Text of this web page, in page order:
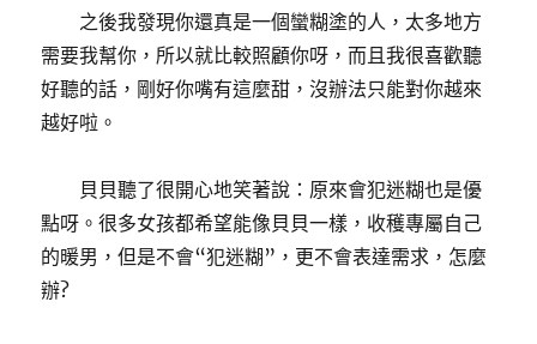
之後我發現你還真是一個蠻糊塗的人，太多地方
需要我幫你，所以就比較照顧你呀，而且我很喜歡聽
好聽的話，剛好你嘴有這麼甜，沒辦法只能對你越來
越好啦。
貝貝聽了很開心地笑著說：原來會犯迷糊也是優
點呀。很多女孩都希望能像貝貝一樣，收穫專屬自己
的暖男，但是不會“犯迷糊”，更不會表達需求，怎麼
辦?